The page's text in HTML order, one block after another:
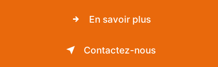
En savoir plus
Contactez-nous